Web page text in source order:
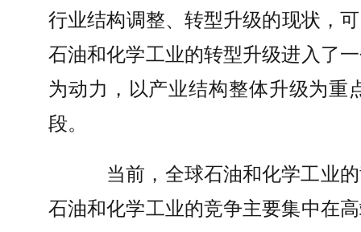
行业结构调整、转型升级的现状，
石油和化学工业的转型升级进入了
为动力，以产业结构整体升级为重
段。
当前，全球石油和化学工业
石油和化学工业的竞争主要集中在